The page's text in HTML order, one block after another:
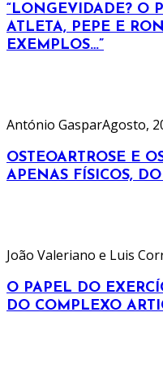
“LONGEVIDADE? O
ATLETA, PEPE E
EXEMPLOS…”
António GasparAgosto,
OSTEOARTROSE E
APENAS FÍSICOS,
João Valeriano e Luis
O PAPEL DO
DO COMPLEXO